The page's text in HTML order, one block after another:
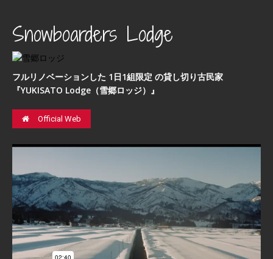
Snowboarders Lodge
フルリノベーションした 1日1組限定 の貸し切り古民家
『YUKISATO Lodge（雪郷ロッジ）』
Official Web